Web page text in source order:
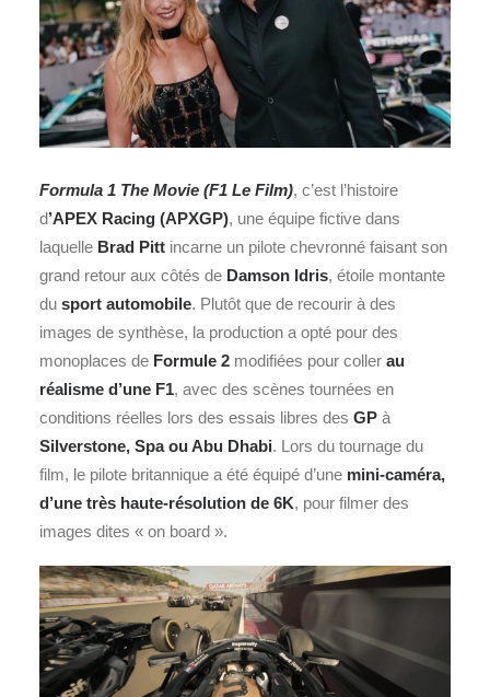
Formula 1 The Movie (F1 Le Film), c’est l’histoire
d’APEX Racing (APXGP), une équipe fictive dans
laquelle Brad Pitt incarne un pilote chevronné faisant son
grand retour aux côtés de Damson Idris, étoile montante
du sport automobile. Plutôt que de recourir à des
images de synthèse, la production a opté pour des
monoplaces de Formule 2 modifiées pour coller au
réalisme d’une F1, avec des scènes tournées en
conditions réelles lors des essais libres des GP à
Silverstone, Spa ou Abu Dhabi. Lors du tournage du
film, le pilote britannique a été équipé d’une mini-caméra,
d’une très haute-résolution de 6K, pour filmer des
images dites « on board ».